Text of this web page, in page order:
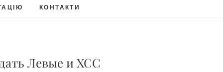
КОНТАКТИ
Левые и ХСС